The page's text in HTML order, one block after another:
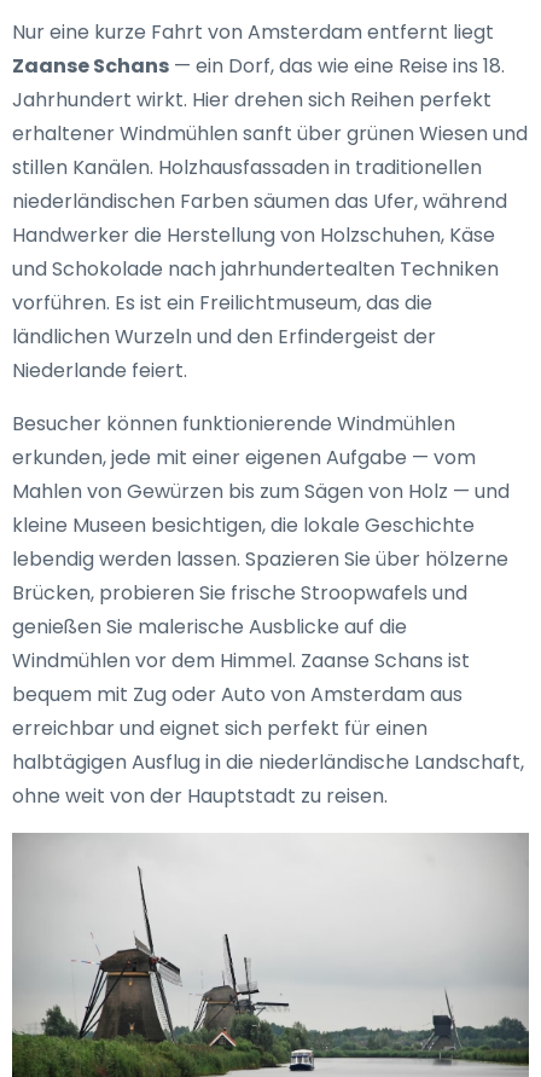
Nur eine kurze Fahrt von Amsterdam entfernt liegt
Zaanse Schans — ein Dorf, das wie eine Reise ins 18.
Jahrhundert wirkt. Hier drehen sich Reihen perfekt
erhaltener Windmühlen sanft über grünen Wiesen und
stillen Kanälen. Holzhausfassaden in traditionellen
niederländischen Farben säumen das Ufer, während
Handwerker die Herstellung von Holzschuhen, Käse
und Schokolade nach jahrhundertealten Techniken
vorführen. Es ist ein Freilichtmuseum, das die
ländlichen Wurzeln und den Erfindergeist der
Niederlande feiert.
Besucher können funktionierende Windmühlen
erkunden, jede mit einer eigenen Aufgabe — vom
Mahlen von Gewürzen bis zum Sägen von Holz — und
kleine Museen besichtigen, die lokale Geschichte
lebendig werden lassen. Spazieren Sie über hölzerne
Brücken, probieren Sie frische Stroopwafels und
genießen Sie malerische Ausblicke auf die
Windmühlen vor dem Himmel. Zaanse Schans ist
bequem mit Zug oder Auto von Amsterdam aus
erreichbar und eignet sich perfekt für einen
halbtägigen Ausflug in die niederländische Landschaft,
ohne weit von der Hauptstadt zu reisen.